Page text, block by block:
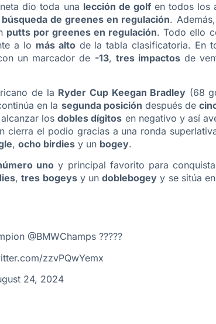
dio toda una lección de golfen todos los
búsqueda de greenes en regulación.
putts por greenes en regulación. Todo ello
a lo más altode la tabla clasificatoria. En
un marcador de -13, tres impactosde
de la Ryder Cup Keegan Bradley (68
en la segunda posición después de
alcanzar losdobles dígitos en negativo y así
cierra el podio gracias a una ronda
, ocho birdies y un bogey.
uno y principal favorito para
,tres bogeysy undoblebogey y se sitúa
@BMWChamps ?????
zzvPQwYemx
24, 2024